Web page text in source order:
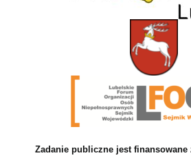
Zadanie publiczne jest finansowane